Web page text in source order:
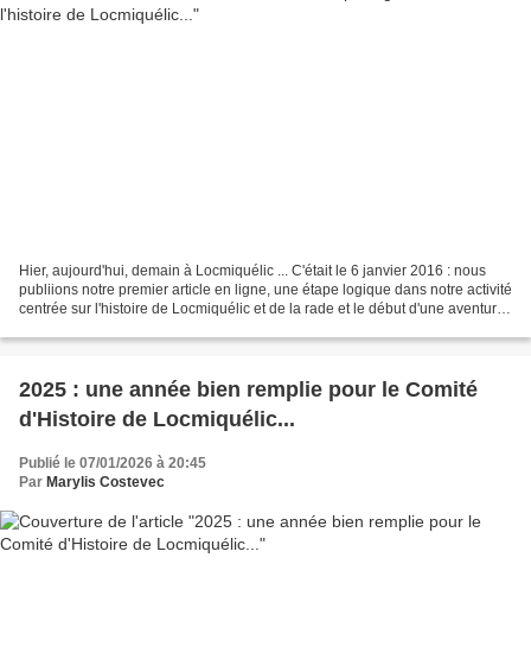
Hier, aujourd'hui, demain à Locmiquélic ... C'était le 6 janvier 2016 : nous
publiions notre premier article en ligne, une étape logique dans notre activité
centrée sur l'histoire de Locmiquélic et de la rade et le début d'une aventure
2025 : une année bien remplie pour le Comité
d'Histoire de Locmiquélic...
Publié le 07/01/2026 à 20:45
Par Marylis Costevec